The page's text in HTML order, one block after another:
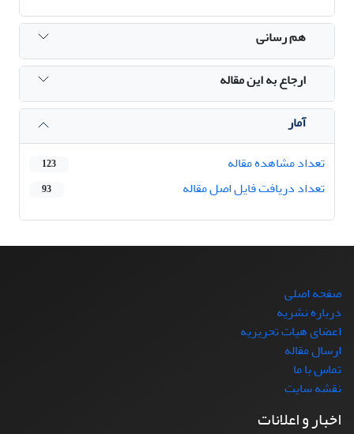
هم رسانی
ارجاع به این مقاله
آمار
تعداد مشاهده مقاله
123
تعداد دریافت فایل اصل مقاله 93
صفحه اصلی
درباره نشریه
اعضای هیات تحریریه
ارسال مقاله
تماس با ما
نقشه سایت
اخبار و اعلانات